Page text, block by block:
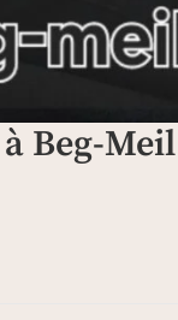
Beg-Meil